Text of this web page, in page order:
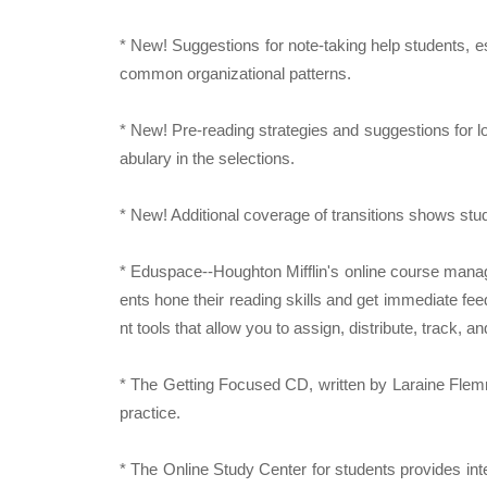
* New! Suggestions for note-taking help students,
common organizational patterns.
* New! Pre-reading strategies and suggestions for
abulary in the selections.
* New! Additional coverage of transitions shows
* Eduspace--Houghton Mifflin's online course
ents hone their reading skills and get immediate
nt tools that allow you to assign, distribute, track,
* The Getting Focused CD, written by Laraine
practice.
* The Online Study Center for students provides